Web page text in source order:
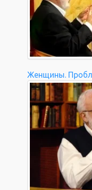
Женщины.